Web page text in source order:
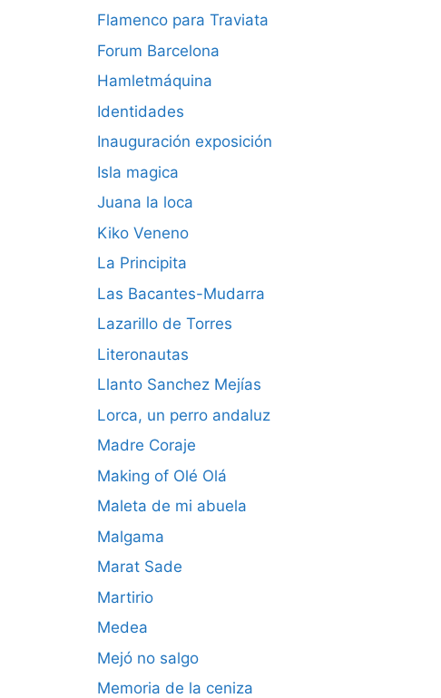
Flamenco para Traviata
Forum Barcelona
Hamletmáquina
Identidades
Inauguración exposición
Isla magica
Juana la loca
Kiko Veneno
La Principita
Las Bacantes-Mudarra
Lazarillo de Torres
Literonautas
Llanto Sanchez Mejías
Lorca, un perro andaluz
Madre Coraje
Making of Olé Olá
Maleta de mi abuela
Malgama
Marat Sade
Martirio
Medea
Mejó no salgo
Memoria de la ceniza